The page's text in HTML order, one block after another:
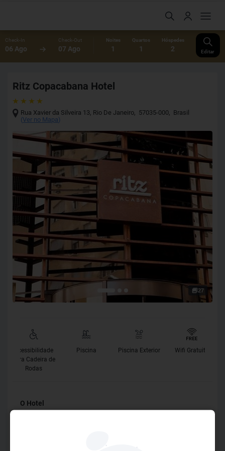
Check-In
06 Ago
Check-Out
07 Ago
Noites
1
Quartos
1
Hóspedes
2 Editar
Ritz Copacabana Hotel
Rua Xavier da Silveira 13, Rio De Janeiro, 57035-000, Brasil
(Ver no Mapa)
27
Acessibilidade
para Cadeira de
Rodas
Piscina Piscina Exterior Wifi Gratuito
O Hotel